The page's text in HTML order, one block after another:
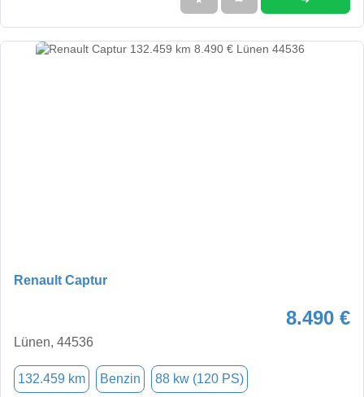
Renault Captur
8.490 €
Lünen, 44536
132.459 km Benzin 88 kw (120 PS)